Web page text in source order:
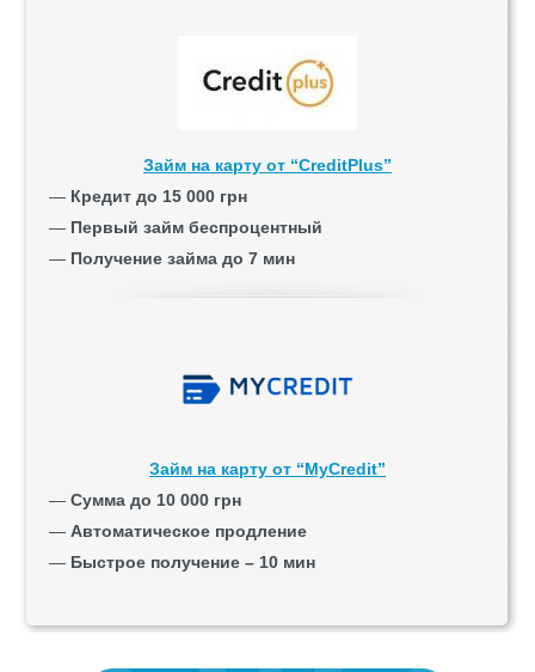
Займ на карту от “CreditPlus”
— Кредит до 15 000 грн
— Первый займ беспроцентный
— Получение займа до 7 мин
Займ на карту от “MyCredit”
— Сумма до 10 000 грн
— Автоматическое продление
— Быстрое получение – 10 мин